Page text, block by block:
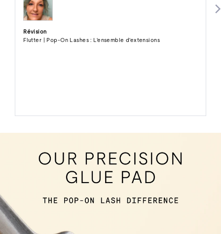
Révision
Flutter | Pop-On Lashes : L'ensemble d'extensions